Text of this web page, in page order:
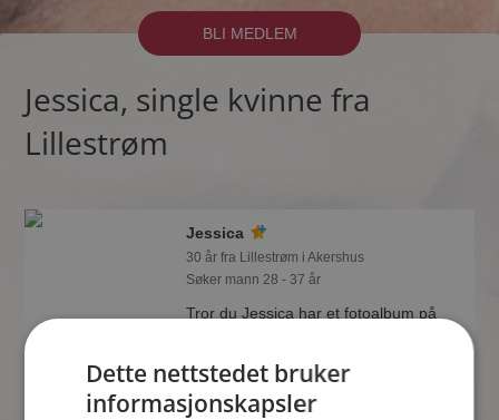
BLI MEDLEM
Jessica, single kvinne fra
Lillestrøm
Jessica
30 år fra Lillestrøm i Akershus
Søker mann 28 - 37 år
Tror du Jessica har et fotoalbum på
spennende bilder på sidene.
Dette nettstedet bruker
informasjonskapsler